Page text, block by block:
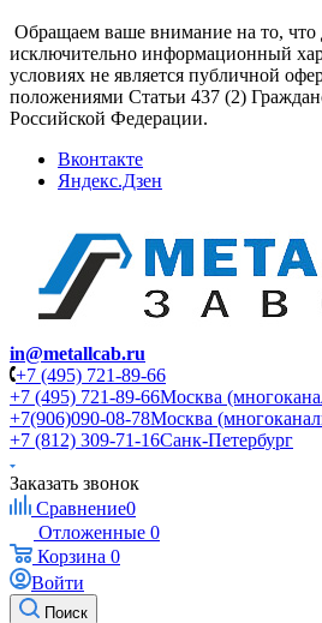
Обращаем ваше внимание на то, что
исключительно информационный
условиях не является публичной
положениями Статьи 437 (2)
Российской Федерации.
Вконтакте
Яндекс.Дзен
in@metallcab.ru
+7 (495) 721-89-66
+7 (495) 721-89-66Москва
+7(906)090-08-78Москва
+7 (812) 309-71-16Санк-Петербург
Заказать звонок
Сравнение0
Отложенные 0
Корзина 0
Войти
Поиск